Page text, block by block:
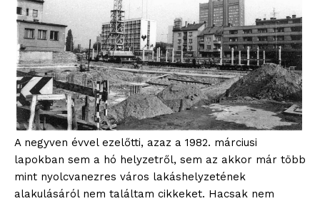
A negyven évvel ezelőtti, azaz a 1982. márciusi
lapokban sem a hó helyzetről, sem az akkor már több
mint nyolcvanezres város lakáshelyzetének
alakulásáról nem találtam cikkeket. Hacsak nem